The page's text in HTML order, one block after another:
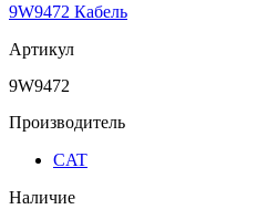
9W9472 Кабель
Артикул
9W9472
Производитель
CAT
Наличие